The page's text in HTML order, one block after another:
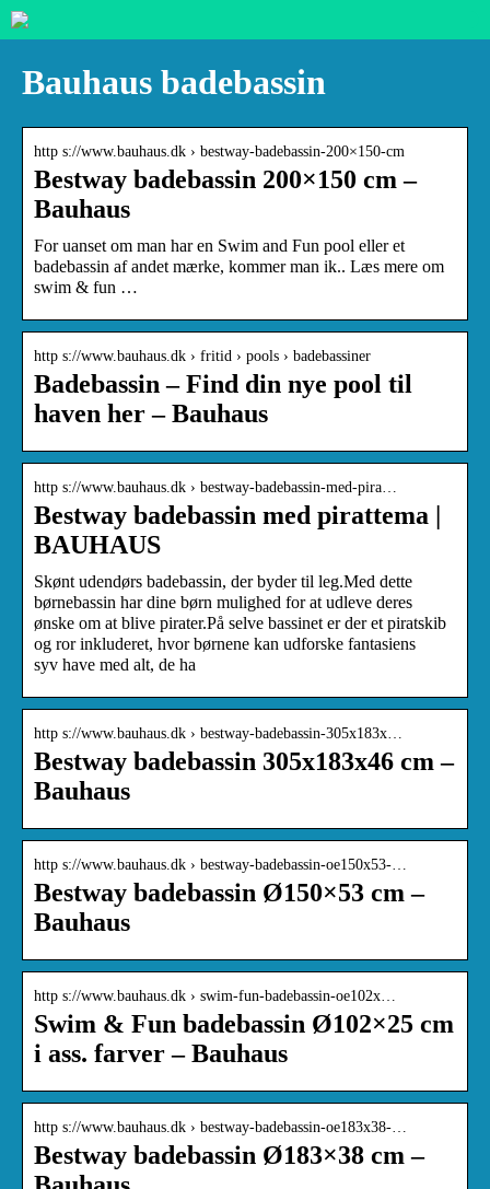
Bauhaus badebassin
http s://www.bauhaus.dk › bestway-badebassin-200×150-cm
Bestway badebassin 200×150 cm –
Bauhaus
For uanset om man har en Swim and Fun pool eller et
badebassin af andet mærke, kommer man ik.. Læs mere om
swim & fun …
http s://www.bauhaus.dk › fritid › pools › badebassiner
Badebassin – Find din nye pool til
haven her – Bauhaus
http s://www.bauhaus.dk › bestway-badebassin-med-pira…
Bestway badebassin med pirattema |
BAUHAUS
Skønt udendørs badebassin, der byder til leg.Med dette
børnebassin har dine børn mulighed for at udleve deres
ønske om at blive pirater.På selve bassinet er der et piratskib
og ror inkluderet, hvor børnene kan udforske fantasiens
syv have med alt, de ha
http s://www.bauhaus.dk › bestway-badebassin-305x183x…
Bestway badebassin 305x183x46 cm –
Bauhaus
http s://www.bauhaus.dk › bestway-badebassin-oe150x53-…
Bestway badebassin Ø150×53 cm –
Bauhaus
http s://www.bauhaus.dk › swim-fun-badebassin-oe102x…
Swim & Fun badebassin Ø102×25 cm
i ass. farver – Bauhaus
http s://www.bauhaus.dk › bestway-badebassin-oe183x38-…
Bestway badebassin Ø183×38 cm –